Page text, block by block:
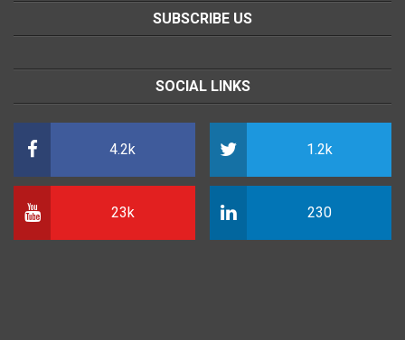
SUBSCRIBE US
SOCIAL LINKS
4.2k 1.2k
23k 230